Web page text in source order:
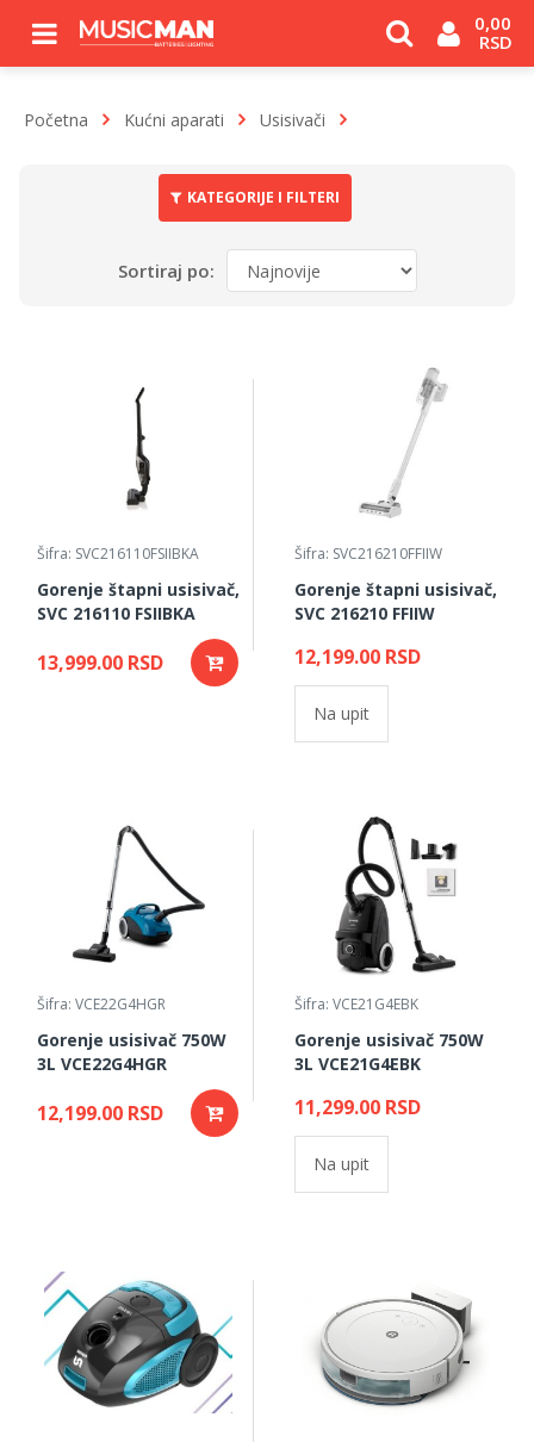
0,00
RSD
Početna Kućni aparati Usisivači
KATEGORIJE I FILTERI
Sortiraj po:
Šifra: SVC216110FSIIBKA
Gorenje štapni usisivač,
SVC 216110 FSIIBKA
13,999.00 RSD
Šifra: SVC216210FFIIW
Gorenje štapni usisivač,
SVC 216210 FFIIW
12,199.00 RSD
Na upit
Šifra: VCE22G4HGR
Gorenje usisivač 750W
3L VCE22G4HGR
12,199.00 RSD
Šifra: VCE21G4EBK
Gorenje usisivač 750W
3L VCE21G4EBK
11,299.00 RSD
Na upit